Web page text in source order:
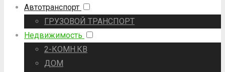
Автотранспорт
ГРУЗОВОЙ ТРАНСПОРТ
Недвижимость
2-КОМН.К
ДОМ